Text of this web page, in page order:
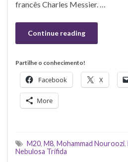
francês Charles Messier. …
Continue reading
Partilhe o conhecimento!
Facebook X
More
M20, M8, Mohammad Nouroozi,
Nebulosa Trífida